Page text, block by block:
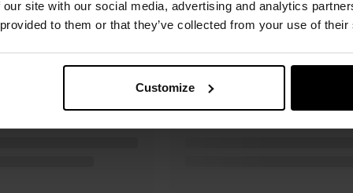
site with our social media, advertising and analytics
to them or that they’ve collected from your use of
Customize
Рукавиці проти порізів Mechanix
2 045,61 грн
Рукавиці проти
1 624,43 грн1